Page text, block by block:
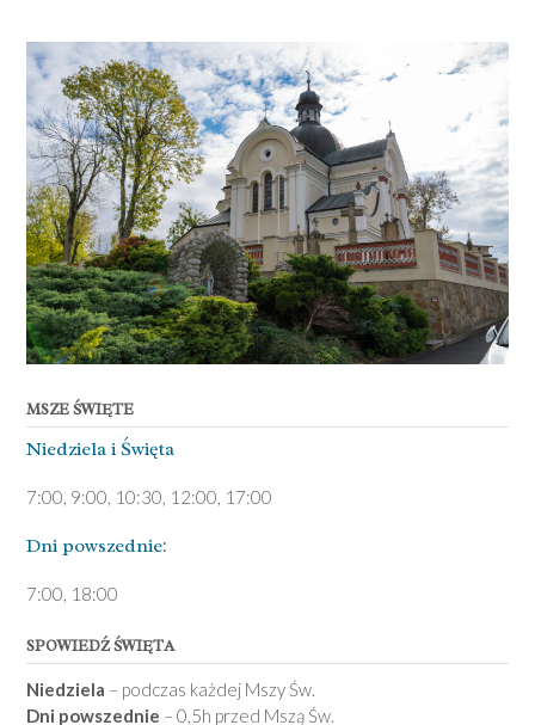
MSZE ŚWIĘTE
Niedziela ­i Święta
7:00, 9:00, 10:30, 12:00, 17:00
Dni pows­zednie:
7­:00, 18:00­
SPOWIEDŹ ŚWIĘTA
Niedziela – podczas każdej Mszy Św.
Dni powszednie – 0,5h przed Mszą Św.